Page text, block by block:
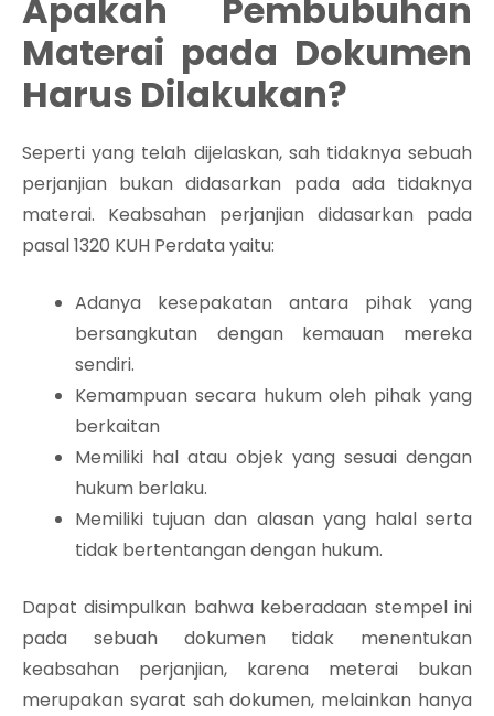
Apakah Pembubuhan
Materai pada Dokumen
Harus Dilakukan?
Seperti yang telah dijelaskan, sah tidaknya sebuah
perjanjian bukan didasarkan pada ada tidaknya
materai. Keabsahan perjanjian didasarkan pada
pasal 1320 KUH Perdata yaitu:
Adanya kesepakatan antara pihak yang
bersangkutan dengan kemauan mereka
sendiri.
Kemampuan secara hukum oleh pihak yang
berkaitan
Memiliki hal atau objek yang sesuai dengan
hukum berlaku.
Memiliki tujuan dan alasan yang halal serta
tidak bertentangan dengan hukum.
Dapat disimpulkan bahwa keberadaan stempel ini
pada sebuah dokumen tidak menentukan
keabsahan perjanjian, karena meterai bukan
merupakan syarat sah dokumen, melainkan hanya